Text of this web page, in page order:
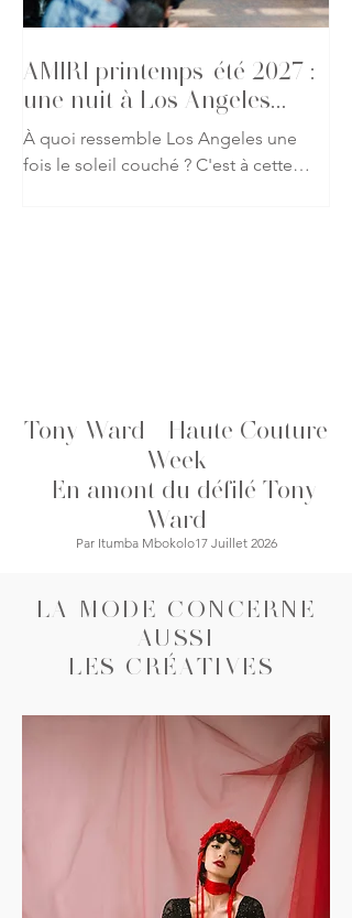
des invités présents pour l'un des
AMIRI printemps-été 2027 :
une nuit à Los Angeles
s'invite à Paris
À quoi ressemble Los Angeles une
fois le soleil couché ? C'est à cette
Cette saison, AMIRI imagine une
garde-robe pensée pour ceux qui
vivent lorsque la ville s'en
Tony Ward - Haute Couture
Week
En amont du défilé Tony
Ward
Par Itumba Mbokolo17 Juillet 2026
LA MODE CONCERNE
AUSSI
LES CRÉATIVES